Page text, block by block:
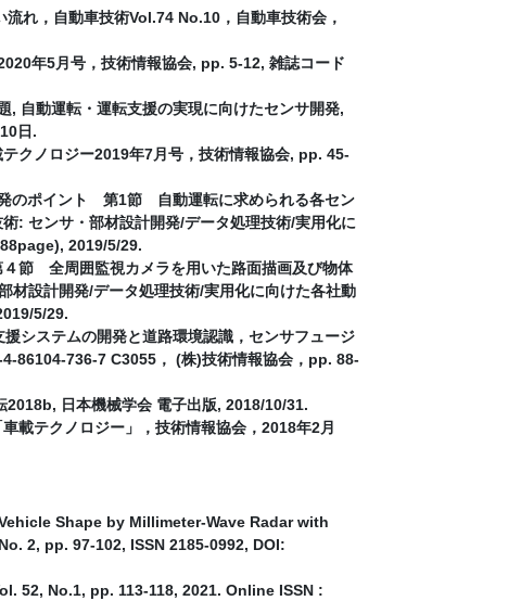
れ，自動車技術Vol.74 No.10，自動車技術会，
年5月号，技術情報協会, pp. 5-12, 雑誌コード
自動運転・運転支援の実現に向けたセンサ開発,
日.
クノロジー2019年7⽉号，技術情報協会, pp. 45-
のポイント 第1節 自動運転に求められる各セン
: センサ・部材設計開発/データ処理技術/実用化に
2019/5/29.
節 全周囲監視カメラを用いた路面描画及び物体
材設計開発/データ処理技術/実用化に向けた各社動
5/29.
ステムの開発と道路環境認識，センサフュージ
86104-736-7 C3055， (株)技術情報協会，pp. 88-
日本機械学会 電子出版, 2018/10/31.
載テクノロジー」，技術情報協会，2018年2月
Shape by Millimeter-Wave Radar with
2, pp. 97-102, ISSN 2185-0992, DOI:
52, No.1, pp. 113-118, 2021. Online ISSN :